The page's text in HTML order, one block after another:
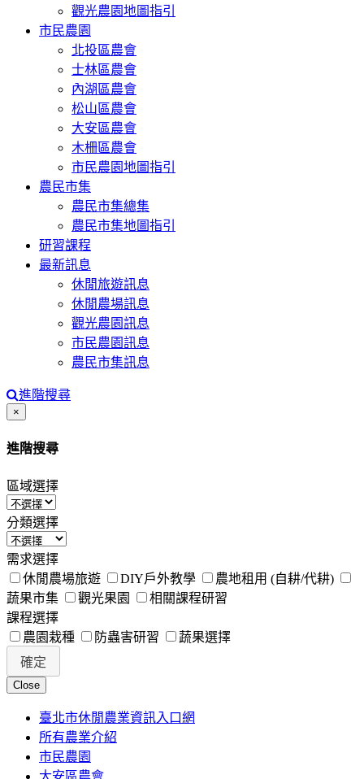
觀光農園地圖指引
市民農園
北投區農會
士林區農會
內湖區農會
松山區農會
大安區農會
木柵區農會
市民農園地圖指引
農民市集
農民市集總集
農民市集地圖指引
研習課程
最新訊息
休閒旅遊訊息
休閒農場訊息
觀光農園訊息
市民農園訊息
農民市集訊息
進階搜尋
×
進階搜尋
區域選擇
分類選擇
需求選擇
休閒農場旅遊
DIY戶外教學
農地租用 (自耕/代耕)
蔬果市集
觀光果園
相關課程研習
課程選擇
農園栽種
防蟲害研習 蔬果選擇
Close
臺北市休閒農業資訊入口網
所有農業介紹
市民農園